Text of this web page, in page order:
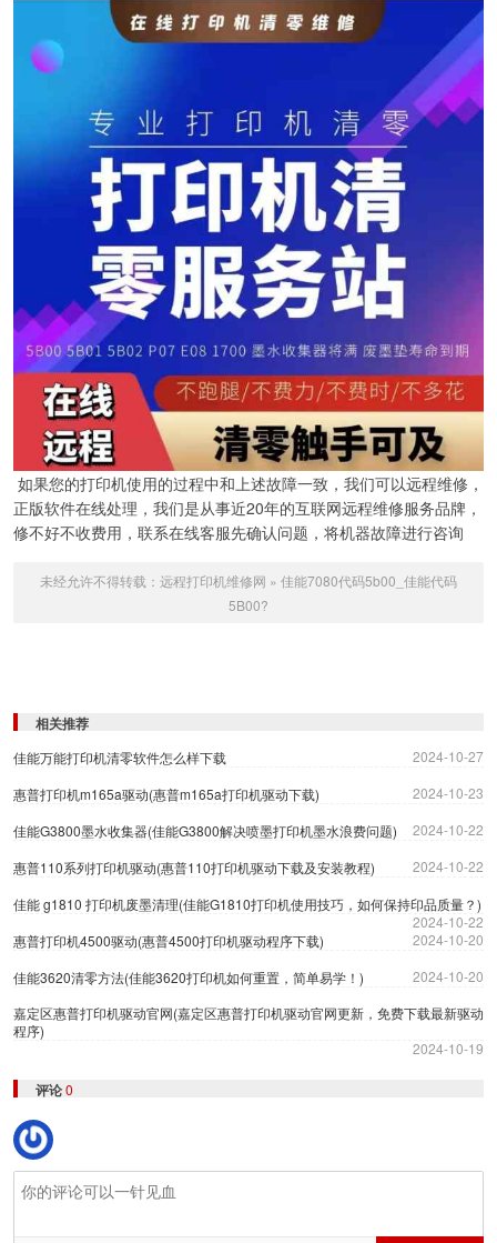
如果您的打印机使用的过程中和上述故障一致，我们可以远程维修，
正版软件在线处理，我们是从事近20年的互联网远程维修服务品牌，
修不好不收费用，联系在线客服先确认问题，将机器故障进行咨询
未经允许不得转载： 远程打印机维修网 » 佳能7080代码5b00_佳能代码
5B00?
相关推荐
佳能万能打印机清零软件怎么样下载
2024-10-27
惠普打印机m165a驱动(惠普m165a打印机驱动下载)
2024-10-23
佳能G3800墨水收集器(佳能G3800解决喷墨打印机墨水浪费问题)
2024-10-22
惠普110系列打印机驱动(惠普110打印机驱动下载及安装教程)
2024-10-22
佳能 g1810 打印机废墨清理(佳能G1810打印机使用技巧，如何保持印品质量？)
2024-10-22
惠普打印机4500驱动(惠普4500打印机驱动程序下载)
2024-10-20
佳能3620清零方法(佳能3620打印机如何重置，简单易学！)
2024-10-20
嘉定区惠普打印机驱动官网(嘉定区惠普打印机驱动官网更新，免费下载最新驱动
程序)
2024-10-19
评论0